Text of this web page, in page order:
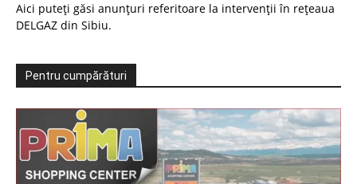
Aici puteți găsi anunțuri referitoare la intervenții în rețeaua
DELGAZ din Sibiu.
Pentru cumpărături